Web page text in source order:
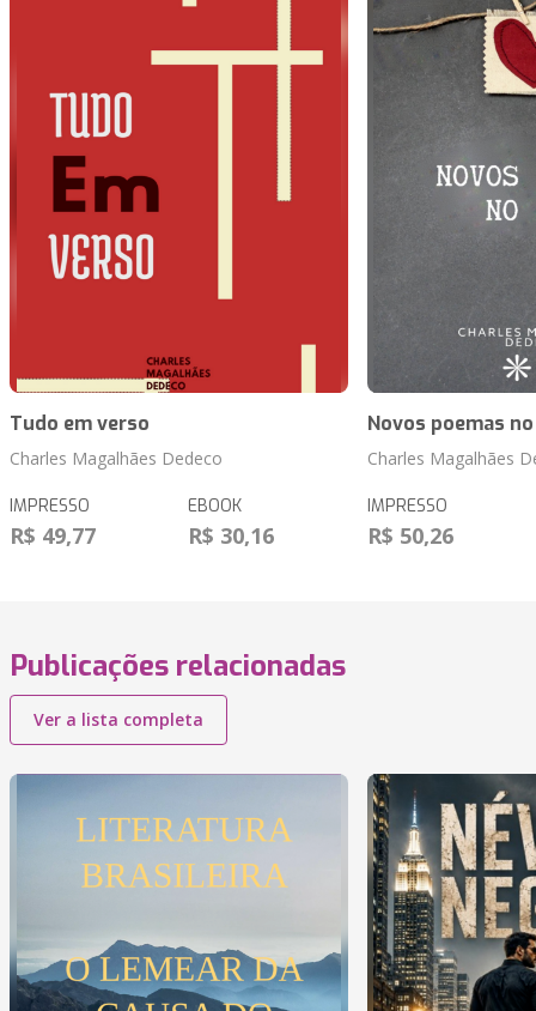
Tudo em verso
Charles Magalhães Dedeco
IMPRESSO
R$ 49,77
EBOOK
R$ 30,16
Novos poemas
Charles Magalhães
IMPRESSO
R$ 50,26
Publicações relacionadas
Ver a lista completa